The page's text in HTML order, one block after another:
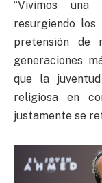
“Vivimos una
resurgiendo los
pretensión de
generaciones
que la
religiosa en
justamente se